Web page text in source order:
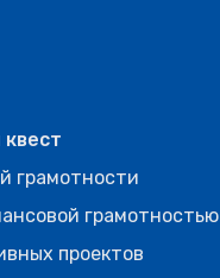
грамотности
грамотностью
проектов